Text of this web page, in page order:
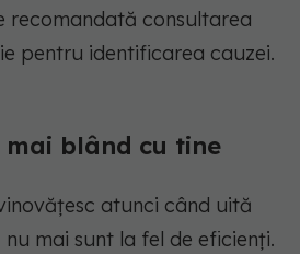
recomandată consultarea
pentru identificarea cauzei.
mai blând cu tine
atunci când uită
mai sunt la fel de eficienți.